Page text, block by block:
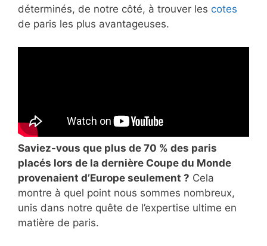
déterminés, de notre côté, à trouver les cotes
de paris les plus avantageuses.
Saviez-vous que plus de 70 % des paris
placés lors de la dernière Coupe du Monde
provenaient d’Europe seulement ? Cela
montre à quel point nous sommes nombreux,
unis dans notre quête de l’expertise ultime en
matière de paris.